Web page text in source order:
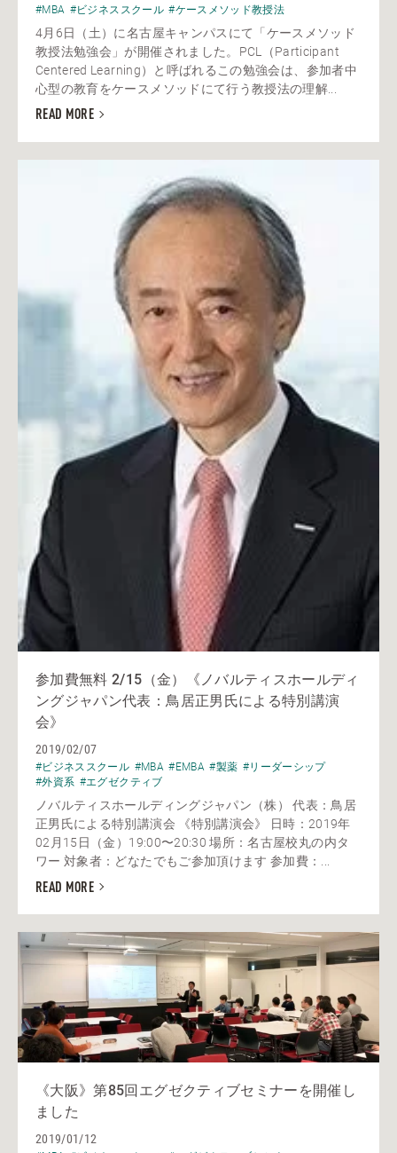
#MBA #ビジネススクール #ケースメソッド教授法
4月6日（土）に名古屋キャンパスにて「ケースメソッド
教授法勉強会」が開催されました。PCL（Participant
Centered Learning）と呼ばれるこの勉強会は、参加者中
心型の教育をケースメソッドにて行う教授法の理解...
READ MORE
参加費無料 2/15（金）《ノバルティスホールディ
ングジャパン代表：鳥居正男氏による特別講演
会》
2019/02/07
#ビジネススクール #MBA #EMBA #製薬 #リーダーシップ
#外資系 #エグゼクティブ
ノバルティスホールディングジャパン（株） 代表：鳥居
正男氏による特別講演会 《特別講演会》 日時：2019年
02月15日（金）19:00〜20:30 場所：名古屋校丸の内タ
ワー 対象者：どなたでもご参加頂けます 参加費：...
READ MORE
《大阪》第85回エグゼクティブセミナーを開催し
ました
2019/01/12